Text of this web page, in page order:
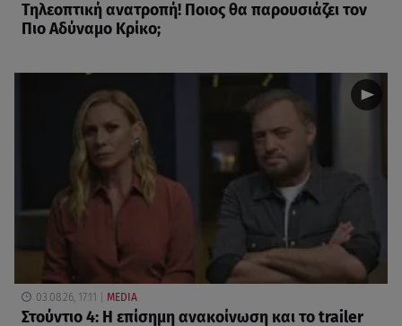
Τηλεοπτική ανατροπή! Ποιος θα παρουσιάζει τον
Πιο Αδύναμο Κρίκο;
03.08.26, 17:11 MEDIA
Στούντιο 4: Η επίσημη ανακοίνωση και το trailer